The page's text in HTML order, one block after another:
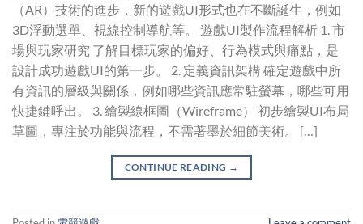
（AR）技術的進步，新的遊戲UI形式也在不斷誕生，例如
3D浮動選單、視線控制導航等。 遊戲UI製作流程解析 1. 市
場與玩家研究 了解目標玩家的偏好、行為模式與痛點，是
設計成功遊戲UI的第一步。 2. 定義資訊架構 確定遊戲中所
有資訊的層級與關係，例如哪些資訊應常駐螢幕，哪些可用
快捷鍵呼出。 3. 繪製線框圖（Wireframe） 初步繪製UI布局
草圖，專注於功能與流程，不需著墨於細節美術。 […]
CONTINUE READING →